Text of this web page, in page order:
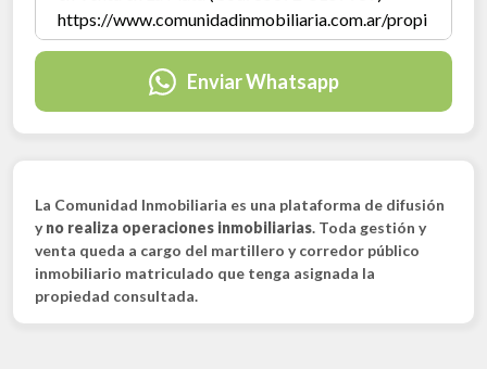
Enviar Whatsapp
La Comunidad Inmobiliaria es una plataforma de difusión
yno realiza operaciones inmobiliarias. Toda gestión y
venta queda a cargo del martillero y corredor público
inmobiliario matriculado que tenga asignada la
propiedad consultada.